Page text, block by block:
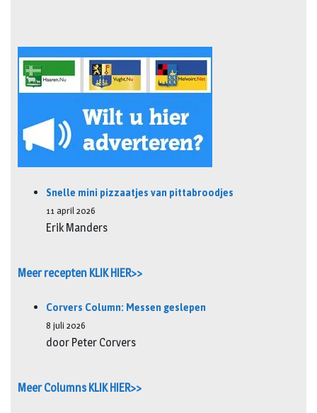
Snelle mini pizzaatjes van pittabroodjes
11 april 2026
Erik Manders
Meer recepten KLIK HIER>>
Corvers Column: Messen geslepen
8 juli 2026
door Peter Corvers
Meer Columns KLIK HIER>>